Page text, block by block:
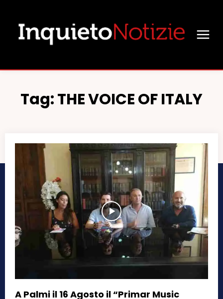
Tag:THE VOICE OF ITALY
A Palmi il 16 Agosto il “Primar Music